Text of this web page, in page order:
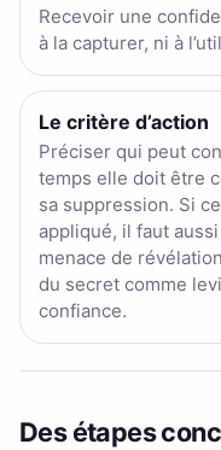
Recevoir une
à la capturer, ni à
Le critère d’action
Préciser qui peut
temps elle doit être
sa suppression. Si
appliqué, il faut
menace de
du secret comme
confiance.
Des étapes